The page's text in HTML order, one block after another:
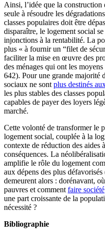
Ainsi, l’idée que la
seule à résoudre les
classes populaires doit être
disparaître, le logement social
injonctions à la rentabilité. La
plus « à fournir un “filet de
faciliter la mise en œuvre des
des ménages qui ont les
642). Pour une grande majorité
sociaux ne sont plus destinés
les plus stables des classes
capables de payer des loyers
marché.
Cette volonté de transformer le
logement social, couplée à la
contexte de réduction des aides
conséquences. La
amplifie le rôle du logement
aux dépens des plus
demeurent alors : dorénavant,
pauvres et comment faire société
une part croissante de la
nécessité ?
Bibliographie